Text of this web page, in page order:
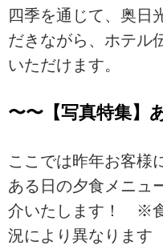
四季を通じて、奥日
だきながら、ホテル
いただけます。
〜〜【写真特集】
ここでは昨年お客様
ある日の夕食メニュ
介いたします！ ※
況により異なります